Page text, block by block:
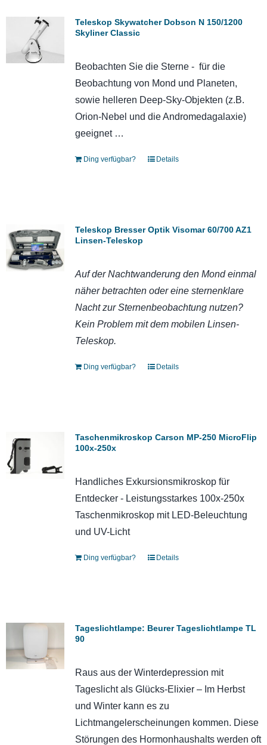
Teleskop Skywatcher Dobson N 150/1200
Skyliner Classic
Beobachten Sie die Sterne - für die
Beobachtung von Mond und Planeten,
sowie helleren Deep-Sky-Objekten (z.B.
Orion-Nebel und die Andromedagalaxie)
geeignet …
Ding verfügbar? Details
Teleskop Bresser Optik Visomar 60/700 AZ1
Linsen-Teleskop
Auf der Nachtwanderung den Mond einmal
näher betrachten oder eine sternenklare
Nacht zur Sternenbeobachtung nutzen?
Kein Problem mit dem mobilen Linsen-
Teleskop.
Ding verfügbar? Details
Taschenmikroskop Carson MP-250 MicroFlip
100x-250x
Handliches Exkursionsmikroskop für
Entdecker - Leistungsstarkes 100x-250x
Taschenmikroskop mit LED-Beleuchtung
und UV-Licht
Ding verfügbar? Details
Tageslichtlampe: Beurer Tageslichtlampe TL
90
Raus aus der Winterdepression mit
Tageslicht als Glücks-Elixier – Im Herbst
und Winter kann es zu
Lichtmangelerscheinungen kommen. Diese
Störungen des Hormonhaushalts werden oft